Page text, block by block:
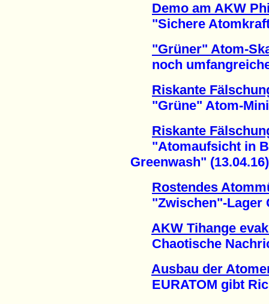
Demo am AKW
"Sichere
"Grüner" Atom-
noch
Riskante
"Grüne" Atom-
Riskante
"Atomaufsicht in
Greenwash" (13.04.16)
Rostendes
"Zwischen"-Lager
AKW Tihange
Chaotische
Ausbau der
EURATOM gibt